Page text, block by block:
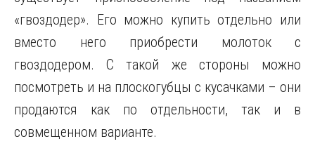
«гвоздодер». Его можно купить отдельно или
вместо него приобрести молоток с
гвоздодером. С такой же стороны можно
посмотреть и на плоскогубцы с кусачками – они
продаются как по отдельности, так и в
совмещенном варианте.